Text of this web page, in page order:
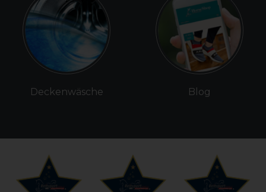
Deckenwäsche Blog